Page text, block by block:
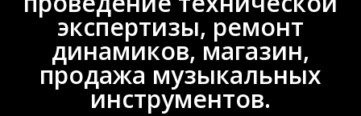
экспертизы, ремонт
динамиков, магазин,
продажа музыкальных
инструментов.